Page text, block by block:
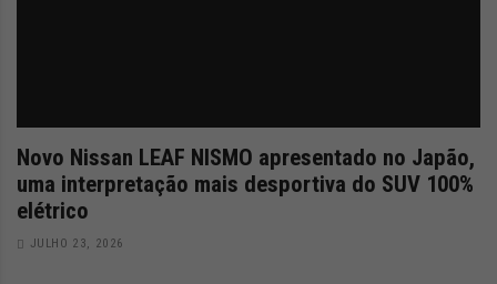
Novo Nissan LEAF NISMO apresentado no Japão,
uma interpretação mais desportiva do SUV 100%
elétrico
JULHO 23, 2026